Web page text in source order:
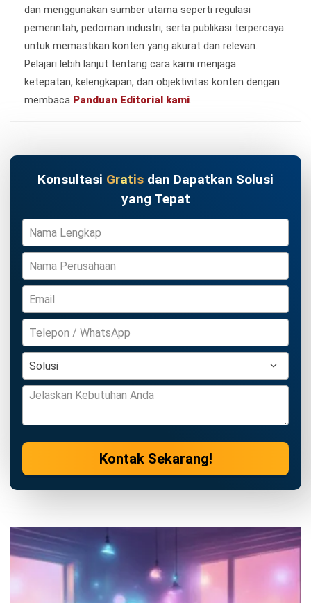
Coba Gratis
TENTANG KAMI
Penyedia solusi ERP dengan rangkaian software
Pelajari Lebih Lanjut Tentang Software untuk